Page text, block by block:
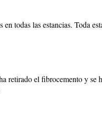
todas las estancias. Toda
retirado el fibrocemento y se